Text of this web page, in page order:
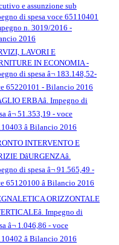
e assunzione sub
di spesa voce 65110401
n. 3019/2016 -
2016
LAVORI E
IN ECONOMIA -
di spesa â¬ 183.148,52-
65220101 - Bilancio 2016
ERBAâ. Impegno di
â¬ 51.353,19 - voce
â Bilancio 2016
INTERVENTO E
DâURGENZAâ.
di spesa â¬ 91.565,49 -
65120100 â Bilancio 2016
ORIZZONTALE
Impegno di
â¬ 1.046,86 - voce
â Bilancio 2016